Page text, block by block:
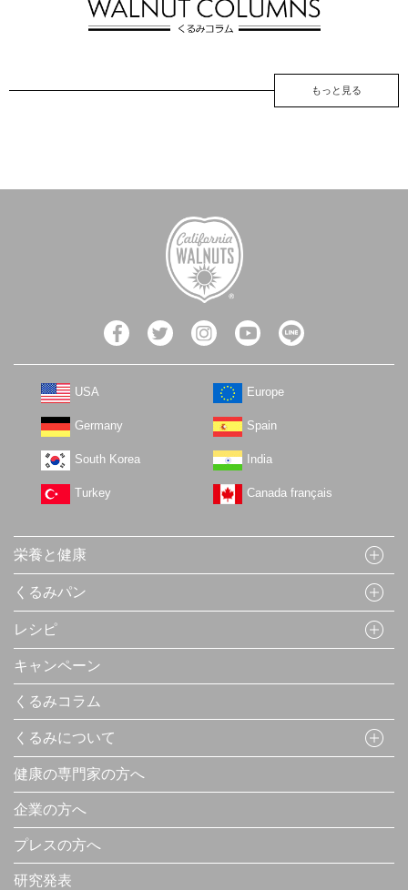
もっと見る
USA Europe
Germany Spain
South Korea India
Turkey Canada français
栄養と健康
くるみパン
レシピ
キャンペーン
くるみコラム
くるみについて
健康の専門家の方へ
企業の方へ
プレスの方へ
研究発表